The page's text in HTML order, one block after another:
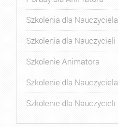
Szkolenia dla Nauczyciela
Szkolenia dla Nauczycieli
Szkolenie Animatora
Szkolenie dla Nauczyciela
Szkolenie dla Nauczycieli